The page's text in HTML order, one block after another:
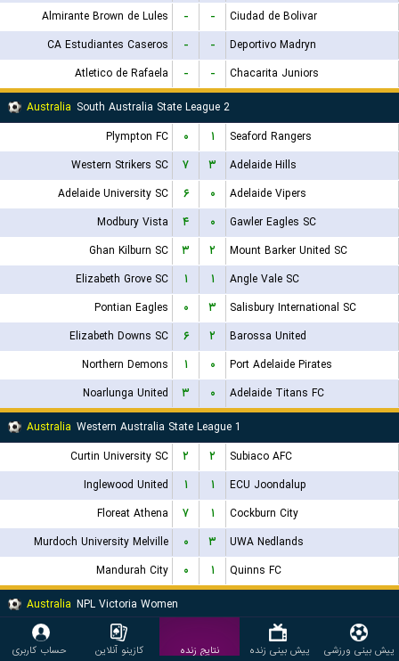
Almirante Brown de Lules
- -
Ciudad de Bolivar
CA Estudiantes Caseros
- -
Deportivo Madryn
Atletico de Rafaela
- -
Chacarita Juniors
Australia South Australia State League 2
Plympton FC
۰ ۱
Seaford Rangers
Western Strikers SC
۷ ۳
Adelaide Hills
Adelaide University SC
۶ ۰
Adelaide Vipers
Modbury Vista
۴ ۰
Gawler Eagles SC
Ghan Kilburn SC
۳ ۲
Mount Barker United SC
Elizabeth Grove SC
۱ ۱
Angle Vale SC
Pontian Eagles
۰ ۳
Salisbury International SC
Elizabeth Downs SC
۶ ۲
Barossa United
Northern Demons
۱ ۰
Port Adelaide Pirates
Noarlunga United
۳ ۰
Adelaide Titans FC
Australia Western Australia State League 1
Curtin University SC
۲ ۲
Subiaco AFC
Inglewood United
۱ ۱
ECU Joondalup
Floreat Athena
۷ ۱
Cockburn City
Murdoch University Melville
۰ ۳
UWA Nedlands
Mandurah City
۰ ۱
Quinns FC
Australia NPL Victoria Women
Bulleen Lions (W)
Box Hill United (W)
پیش بینی ورزشی پیش بینی زنده نتایج زنده کازینو آنلاین حساب کاربری